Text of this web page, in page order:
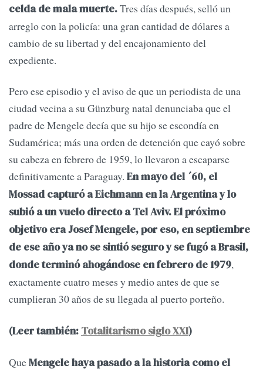
celda de mala muerte.Tres días después, selló un
arreglo con la policía: una gran cantidad de dólares a
cambio de su libertad y del encajonamiento del
expediente.
Pero ese episodio y el aviso de que un periodista de una
ciudad vecina a su Günzburg natal denunciaba que el
padre de Mengele decía que su hijo se escondía en
Sudamérica; más una orden de detención que cayó sobre
su cabeza en febrero de 1959, lo llevaron a escaparse
definitivamente a Paraguay. En mayo del ´60, el
Mossad capturó a Eichmann en la Argentina y lo
subió a un vuelo directo a Tel Aviv. El próximo
objetivo era Josef Mengele, por eso, en septiembre
de ese año ya no se sintió seguro y se fugó a Brasil,
donde terminó ahogándose en febrero de 1979,
exactamente cuatro meses y medio antes de que se
cumplieran 30 años de su llegada al puerto porteño.
(Leer también: Totalitarismo siglo XXI)
QueMengele haya pasado a la historia como el